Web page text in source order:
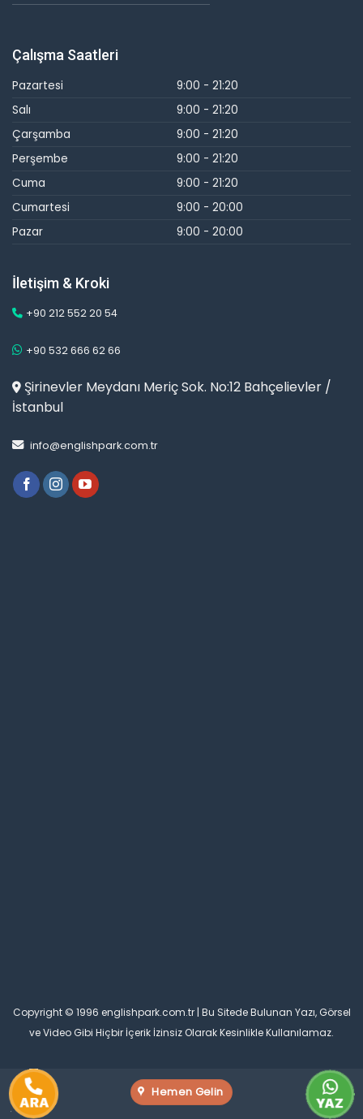
Çalışma Saatleri
Pazartesi
9:00 - 21:20
Salı
9:00 - 21:20
Çarşamba
9:00 - 21:20
Perşembe
9:00 - 21:20
Cuma
9:00 - 21:20
Cumartesi
9:00 - 20:00
Pazar
9:00 - 20:00
İletişim & Kroki
+90 212 552 20 54
+90 532 666 62 66
Şirinevler Meydanı Meriç Sok. No:12 Bahçelievler /
İstanbul
info@englishpark.com.tr
Copyright © 1996 englishpark.com.tr | Bu Sitede Bulunan Yazı, Görsel
ve Video Gibi Hiçbir İçerik İzinsiz Olarak Kesinlikle Kullanılamaz.
Hemen Gelin